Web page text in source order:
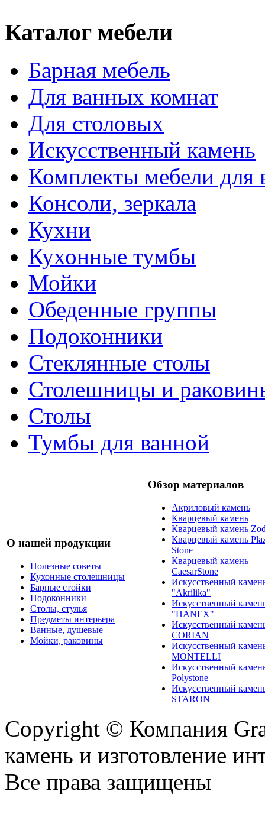
Каталог мебели
Барная мебель
Для ванных комнат
Для столовых
Искусственный камень
Комплекты мебели для
Консоли, зеркала
Кухни
Кухонные тумбы
Мойки
Обеденные группы
Подоконники
Стеклянные столы
Столешницы и
Столы
Тумбы для ванной
О нашей продукции
Полезные советы
Кухонные столешницы
Барные стойки
Подоконники
Столы, стулья
Предметы интерьера
Ванные, душевые
Мойки, раковины
Обзор материалов
Акриловый камень
Кварцевый камень
Кварцевый камень
Кварцевый камень
Stone
Кварцевый камень
CaesarStone
Искусственный
"Akrilika"
Искусственный
"HANEX"
Искусственный
CORIAN
Искусственный
MONTELLI
Искусственный
Polystone
Искусственный
STARON
Copyright © Компания
камень и изготовление
Все права защищены